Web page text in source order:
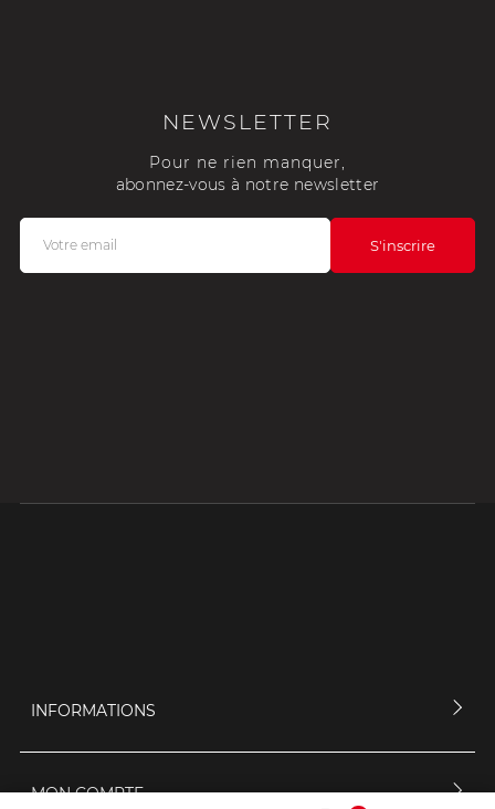
NEWSLETTER
Pour ne rien manquer,
abonnez-vous à notre newsletter
INFORMATIONS
MON COMPTE